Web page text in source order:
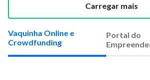
Vaquinha Online e
Crowdfunding
Portal do
Carregar mais